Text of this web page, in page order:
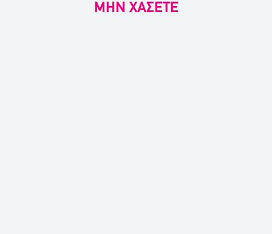
ΜΗΝ ΧΑΣΕΤΕ